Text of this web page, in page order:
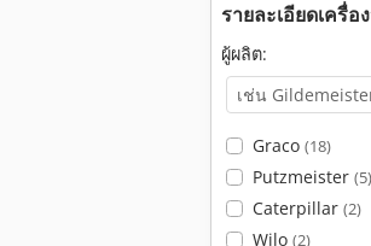
รายละเอียดเครื่อ
ผู้ผลิต:
Graco (18)
Putzmeister (5)
Caterpillar (2)
Wilo (2)